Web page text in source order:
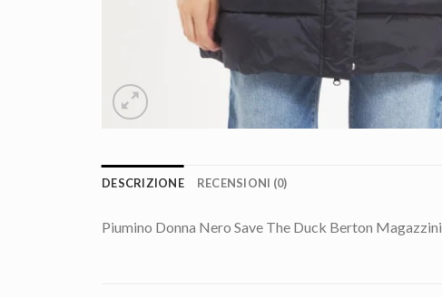
DESCRIZIONE RECENSIONI (0)
Piumino Donna Nero Save The Duck Berton Magazzini